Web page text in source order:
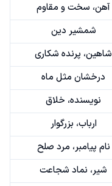
آهن، سخت و مقاوم
شمشیر دین
شاهین، پرنده شکاری
درخشان مثل ماه
نویسنده، خلاق
ارباب، بزرگوار
نام پیامبر، مرد صلح
شیر، نماد شجاعت